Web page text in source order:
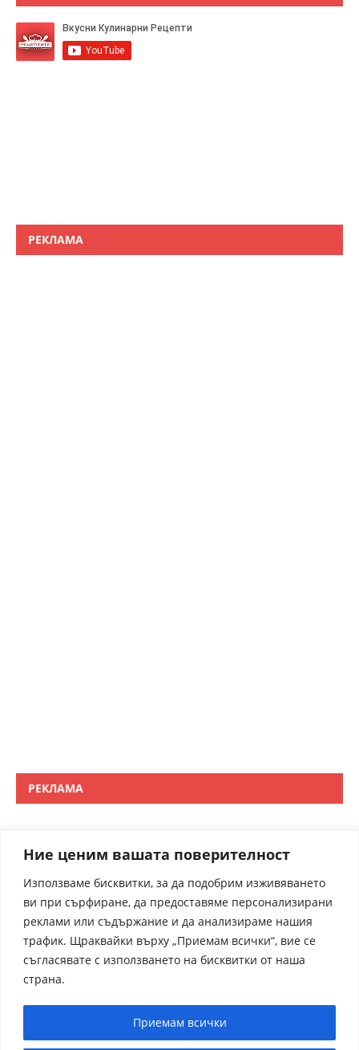
Ние ценим вашата поверителност
Използваме бисквитки, за да подобрим изживяването
ви при сърфиране, да предоставяме персонализирани
реклами или съдържание и да анализираме нашия
трафик. Щраквайки върху „Приемам всички“, вие се
съгласявате с използването на бисквитки от наша
страна.
Приемам всички
РЕКЛАМА
РЕКЛАМА